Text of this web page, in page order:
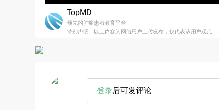
TopMD
领先的肿瘤患者教育平台
特别声明：以上内容为网络用户上传发布，仅代表该用户观点
登录后可发评论